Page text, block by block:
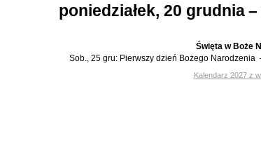
poniedziałek, 20 grudnia
Święta w Boże
Sob., 25 gru: Pierwszy dzień Bożego Narodzenia
Kalendarz 2027 z